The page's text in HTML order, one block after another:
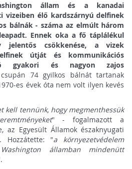
állam és a kanadai
vizeiben élő kardszárnyú delfinek
bálnák - száma az elmúlt három
Ennek oka a fő táplálékul
jelentős csökkenése, a vizek
útját és kommunikációs
gyakori és nagyon zajos
csupán 74 gyilkos bálnát tartanak
es évek óta nem volt ilyen kevés
kell tennünk, hogy megmenthessük
" - fogalmazott a
az Egyesült Államok északnyugati
Hozzátette: "a környezetvédelem
államban mindenütt